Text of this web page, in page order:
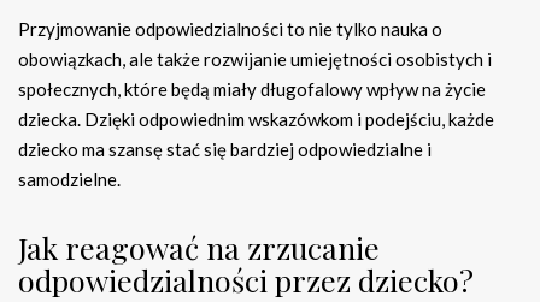
Przyjmowanie odpowiedzialności to nie tylko nauka o
obowiązkach, ale także rozwijanie umiejętności osobistych i
społecznych, które będą miały długofalowy wpływ na życie
dziecka. Dzięki odpowiednim wskazówkom i podejściu, każde
dziecko ma szansę stać się bardziej odpowiedzialne i
samodzielne.
Jak reagować na zrzucanie
odpowiedzialności przez dziecko?